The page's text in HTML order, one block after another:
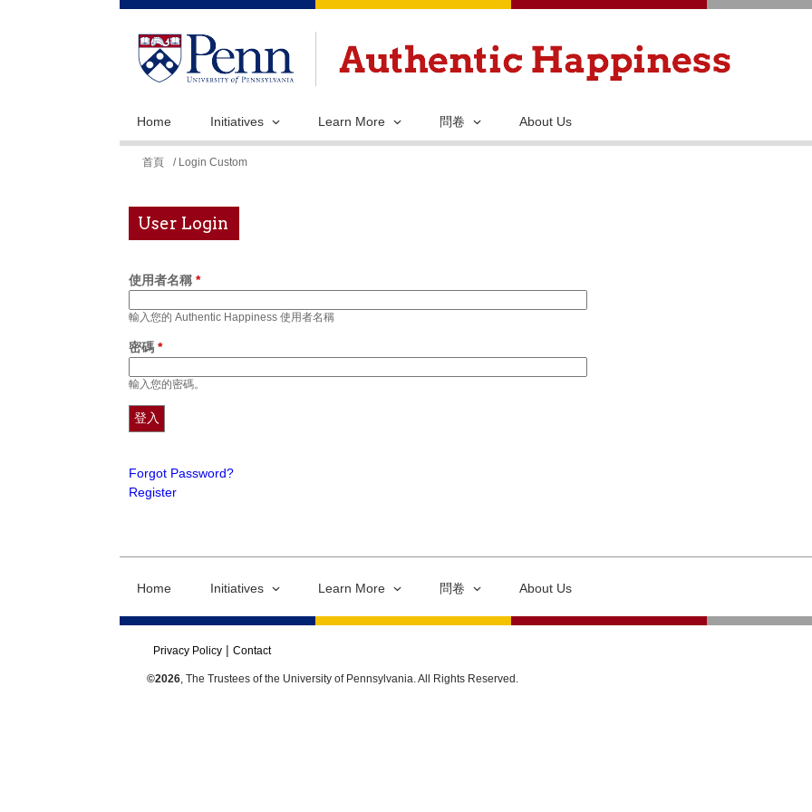
移
主
Home Initiatives Learn More 問卷 About Us
您
這
裡
首頁 / Login Custom
User Login
使用者名稱 *
輸入您的 Authentic Happiness 使用者名稱
密碼 *
輸入您的密碼。
Forgot Password?
Register
Home Initiatives Learn More 問卷 About Us
Privacy Policy Contact
©2026, The Trustees of the University of Pennsylvania. All Rights Reserved.